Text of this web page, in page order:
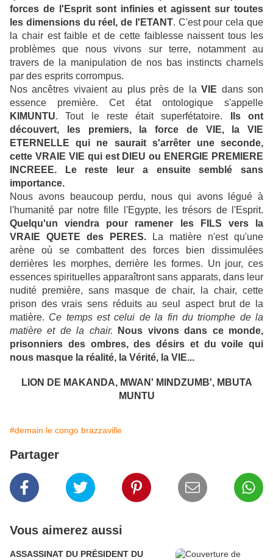
forces de l'Esprit sont infinies et agissent sur toutes
les dimensions du réel, de l'ETANT. C'est pour cela que
la chair est faible et de cette faiblesse naissent tous les
problèmes que nous vivons sur terre, notamment au
travers de la manipulation de nos bas instincts charnels
par des esprits corrompus.
Nos ancêtres vivaient au plus près de laVIE dans son
essence première. Cet état ontologique s'appelle
KIMUNTU. Tout le reste était superfétatoire.
Ils ont
découvert, les premiers, la force de VIE, la VIE
ETERNELLE qui ne saurait s'arrêter une seconde,
cette VRAIE VIE qui est DIEU ou ENERGIE PREMIERE
INCREEE. Le reste leur a ensuite semblé sans
importance.
Nous avons beaucoup perdu, nous qui avons légué à
l'humanité par notre fille l'Egypte, les trésors de l'Esprit.
Quelqu'un viendra pour ramener les FILS vers la
VRAIE QUETE des PERES. La matière n'est qu'une
arène où se combattent des forces bien dissimulées
derrières les morphes, derrière les formes. Un jour, ces
essences spirituelles apparaîtront sans apparats, dans leur
nudité première, sans masque de chair, la chair, cette
prison des vrais sens réduits au seul aspect brut de la
matière. Ce temps est celui de la fin du triomphe de la
matière et de la chair.
Nous vivons dans ce monde,
prisonniers des ombres, des désirs et du voile qui
nous masque la réalité, la Vérité, la VIE...
LION DE MAKANDA, MWAN' MINDZUMB', MBUTA
MUNTU
#demain le congo brazzaville
Partager
Vous aimerez aussi
ASSASSINAT DU PRÉSIDENT DU